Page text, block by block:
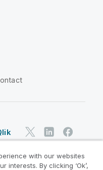
with our websites
interests. By clicking ‘Ok’,